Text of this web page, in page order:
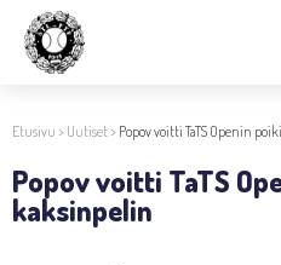
Etusivu > Uutiset> Popov voitti TaTS Openin
Popov voitti TaTS
kaksinpelin